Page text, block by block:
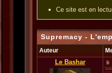
Ce site est en
Supremacy -
Auteur
Le Bashar